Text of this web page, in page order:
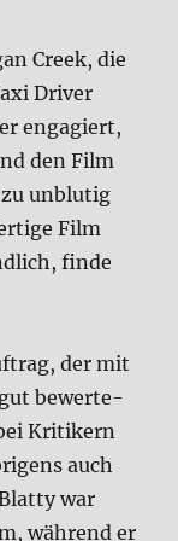
Creek, die
Dri­ver
enga­giert,
den Film
unblu­tig
Film
fin­de
der mit
gut bewer­te­
Kri­ti­kern
auch
war
wäh­rend er